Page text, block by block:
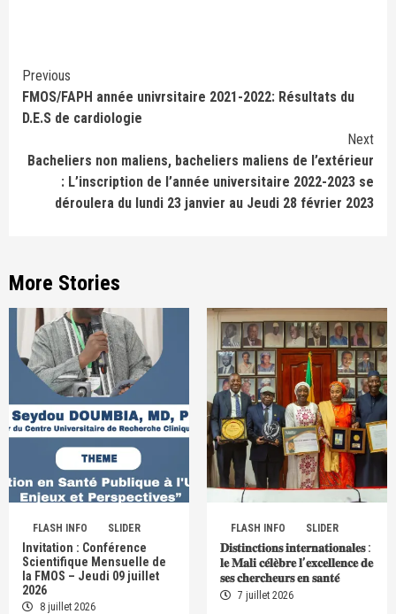
Continue
Reading
Previous
FMOS/FAPH année univrsitaire 2021-2022: Résultats du
D.E.S de cardiologie
Next
Bacheliers non maliens, bacheliers maliens de l’extérieur
: L’inscription de l’année universitaire 2022-2023 se
déroulera du lundi 23 janvier au Jeudi 28 février 2023
More Stories
FLASH INFO SLIDER
Invitation : Conférence
Scientifique Mensuelle de
la FMOS – Jeudi 09 juillet
2026
8 juillet 2026
FLASH INFO SLIDER
𝐃𝐢𝐬𝐭𝐢𝐧𝐜𝐭𝐢𝐨𝐧𝐬 𝐢𝐧𝐭𝐞𝐫𝐧𝐚𝐭𝐢𝐨𝐧𝐚𝐥𝐞𝐬 :
𝐥𝐞 𝐌𝐚𝐥𝐢 𝐜𝐞́𝐥𝐞̀𝐛𝐫𝐞 𝐥’𝐞𝐱𝐜𝐞𝐥𝐥𝐞𝐧𝐜𝐞 𝐝𝐞
𝐬𝐞𝐬 𝐜𝐡𝐞𝐫𝐜𝐡𝐞𝐮𝐫𝐬 𝐞𝐧 𝐬𝐚𝐧𝐭𝐞́
7 juillet 2026